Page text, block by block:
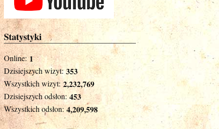
Statystyki
Online: 1
Dzisiejszych wizyt: 353
Wszystkich wizyt: 2,232,769
Dzisiejszych odsłon: 453
Wszystkich odsłon: 4,209,598